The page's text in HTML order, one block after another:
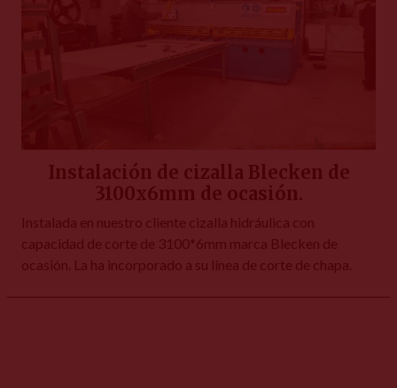
Instalación de cizalla Blecken de
3100x6mm de ocasión.
Instalada en nuestro cliente cizalla hidráulica con
capacidad de corte de 3100*6mm marca Blecken de
ocasión. La ha incorporado a su línea de corte de chapa.